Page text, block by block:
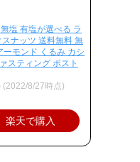
塩 有塩が選べる ラ
ナッツ 送料無料 無
モンド くるみ カシ
スティング ポスト
(2022/8/27時点)
楽天で購入